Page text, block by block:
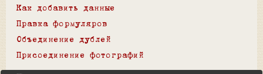
Как добавить данные
Правка формуляров
Объединение дублей
Присоединение фотографий